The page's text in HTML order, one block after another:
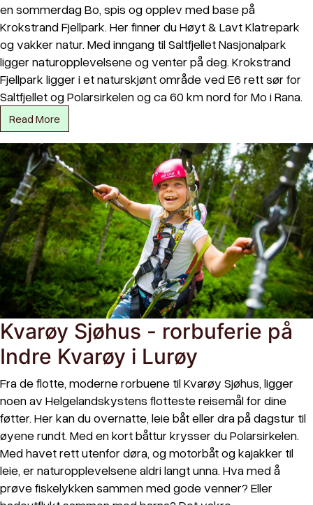
en sommerdag Bo, spis og opplev med base på
Krokstrand Fjellpark. Her finner du Høyt & Lavt Klatrepark
og vakker natur. Med inngang til Saltfjellet Nasjonalpark
ligger naturopplevelsene og venter på deg. Krokstrand
Fjellpark ligger i et naturskjønt område ved E6 rett sør for
Saltfjellet og Polarsirkelen og ca 60 km nord for Mo i Rana.
Read More
Kvarøy Sjøhus - rorbuferie på
Indre Kvarøy i Lurøy
Fra de flotte, moderne rorbuene til Kvarøy Sjøhus, ligger
noen av Helgelandskystens flotteste reisemål for dine
føtter. Her kan du overnatte, leie båt eller dra på dagstur til
øyene rundt. Med en kort båttur krysser du Polarsirkelen.
Med havet rett utenfor døra, og motorbåt og kajakker til
leie, er naturopplevelsene aldri langt unna. Hva med å
prøve fiskelykken sammen med gode venner? Eller